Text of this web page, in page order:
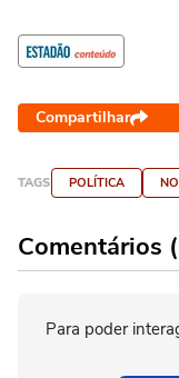
Compartilhar
TAGS POLÍTICA
Comentários
Para poder